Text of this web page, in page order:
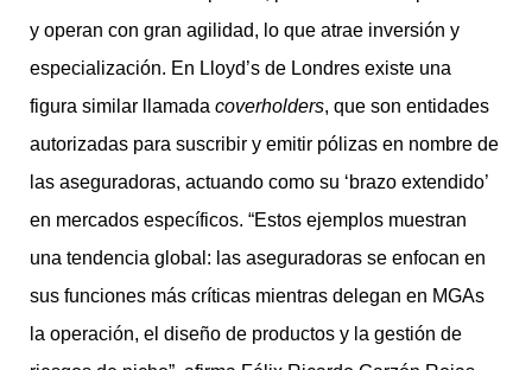
y operan con gran agilidad, lo que atrae inversión y
especialización. En Lloyd’s de Londres existe una
figura similar llamada coverholders, que son entidades
autorizadas para suscribir y emitir pólizas en nombre de
las aseguradoras, actuando como su ‘brazo extendido’
en mercados específicos. “Estos ejemplos muestran
una tendencia global: las aseguradoras se enfocan en
sus funciones más críticas mientras delegan en MGAs
la operación, el diseño de productos y la gestión de